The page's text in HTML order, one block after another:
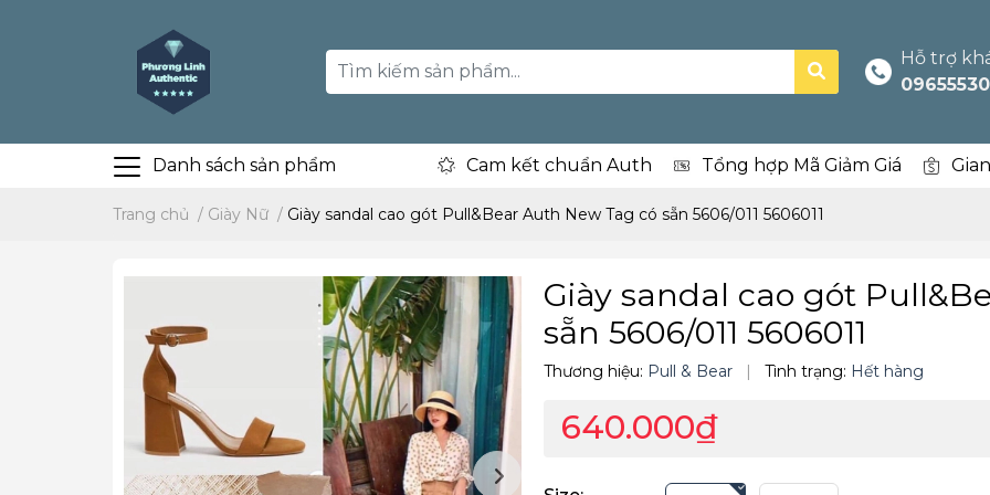
Hỗ trợ
Danh sách sản phẩm Cam kết chuẩn Auth Tổng hợp Mã Giảm Giá
Trang chủ / Giày Nữ / Giày sandal cao gót Pull&Bear Auth New Tag có sẵn 5606/011 5606011
Giày sandal cao gót
sẵn 5606/011 5606011
Thương hiệu: Pull & Bear | Tình trạng: Hết hàng
640.000₫